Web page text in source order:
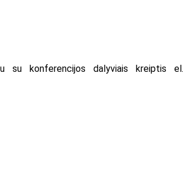
su konferencijos dalyviais kreiptis